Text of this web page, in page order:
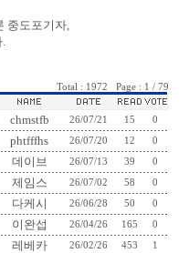
중도포기자,
.
Total : 1972 Page : 1 / 79
chmstfb 26/07/21 15 0
phtfffhs 26/07/20 12 0
데이브 26/07/13 39 0
제임스 26/07/02 58 0
다케시 26/06/28 50 0
이완섭 26/04/26 165 0
레베카 26/02/26 453 1